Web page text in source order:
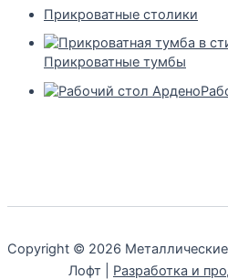
Прикроватные столики
Прикроватные тумбы
Copyright © 2026
Лофт | Разработка и